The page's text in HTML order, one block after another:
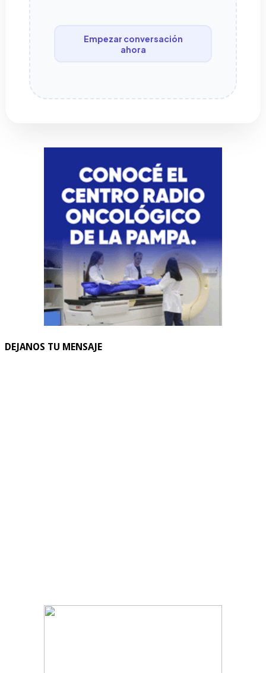
Empezar conversación
ahora
DEJANOS TU MENSAJE